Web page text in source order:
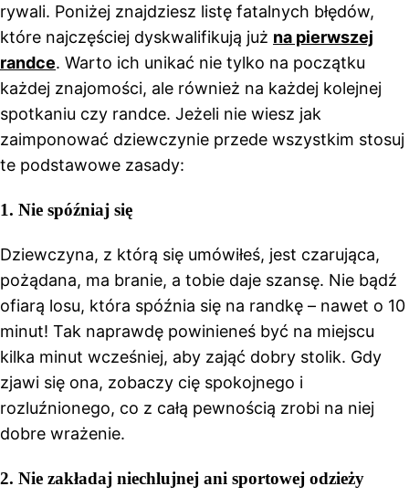
rywali. Poniżej znajdziesz listę fatalnych błędów,
które najczęściej dyskwalifikują już na pierwszej
randce. Warto ich unikać nie tylko na początku
każdej znajomości, ale również na każdej kolejnej
spotkaniu czy randce. Jeżeli nie wiesz jak
zaimponować dziewczynie przede wszystkim stosuj
te podstawowe zasady:
1. Nie spóźniaj się
Dziewczyna, z którą się umówiłeś, jest czarująca,
pożądana, ma branie, a tobie daje szansę. Nie bądź
ofiarą losu, która spóźnia się na randkę – nawet o 10
minut! Tak naprawdę powinieneś być na miejscu
kilka minut wcześniej, aby zająć dobry stolik. Gdy
zjawi się ona, zobaczy cię spokojnego i
rozluźnionego, co z całą pewnością zrobi na niej
dobre wrażenie.
2. Nie zakładaj niechlujnej ani sportowej odzieży